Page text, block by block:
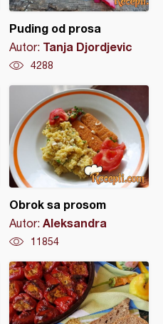
Puding od prosa
Autor: Tanja Djordjevic
4288
Obrok sa prosom
Autor: Aleksandra
11854